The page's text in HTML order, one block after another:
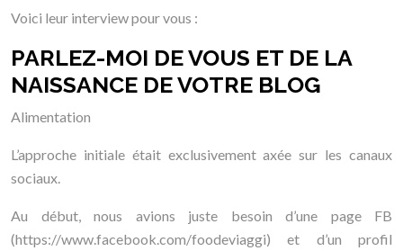
Voici leur interview pour vous :
PARLEZ-MOI DE VOUS ET DE LA
NAISSANCE DE VOTRE BLOG
Alimentation
L’approche initiale était exclusivement axée sur les canaux
sociaux.
Au début, nous avions juste besoin d’une page FB
(https://www.facebook.com/foodeviaggi) et d’un profil